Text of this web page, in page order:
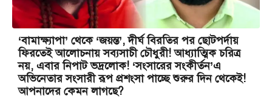
‘বামাক্ষ্যাপা’ থেকে ‘জয়ন্ত’, দীর্ঘ বিরতির পর ছোটপর্দায়
ফিরতেই আলোচনায় সব্যসাচী চৌধুরী! আধ্যাত্মিক চরিত্র
নয়, এবার নিপাট ভদ্রলোক! ‘সংসারের সংকীর্তন’এ
অভিনেতার সংসারী রূপ প্রশংসা পাচ্ছে শুরুর দিন থেকেই!
আপনাদের কেমন লাগছে?